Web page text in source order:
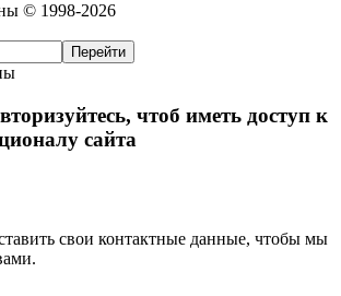
© 1998-2026
чтоб иметь доступ к
сайта
свои контактные данные, чтобы мы